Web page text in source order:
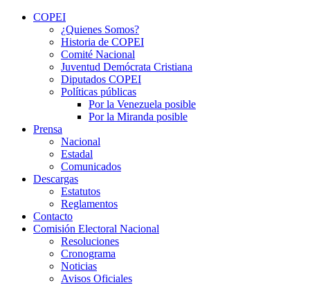
COPEI
¿Quienes Somos?
Historia de COPEI
Comité Nacional
Juventud Demócrata Cristiana
Diputados COPEI
Políticas públicas
Por la Venezuela posible
Por la Miranda posible
Prensa
Nacional
Estadal
Comunicados
Descargas
Estatutos
Reglamentos
Contacto
Comisión Electoral Nacional
Resoluciones
Cronograma
Noticias
Avisos Oficiales